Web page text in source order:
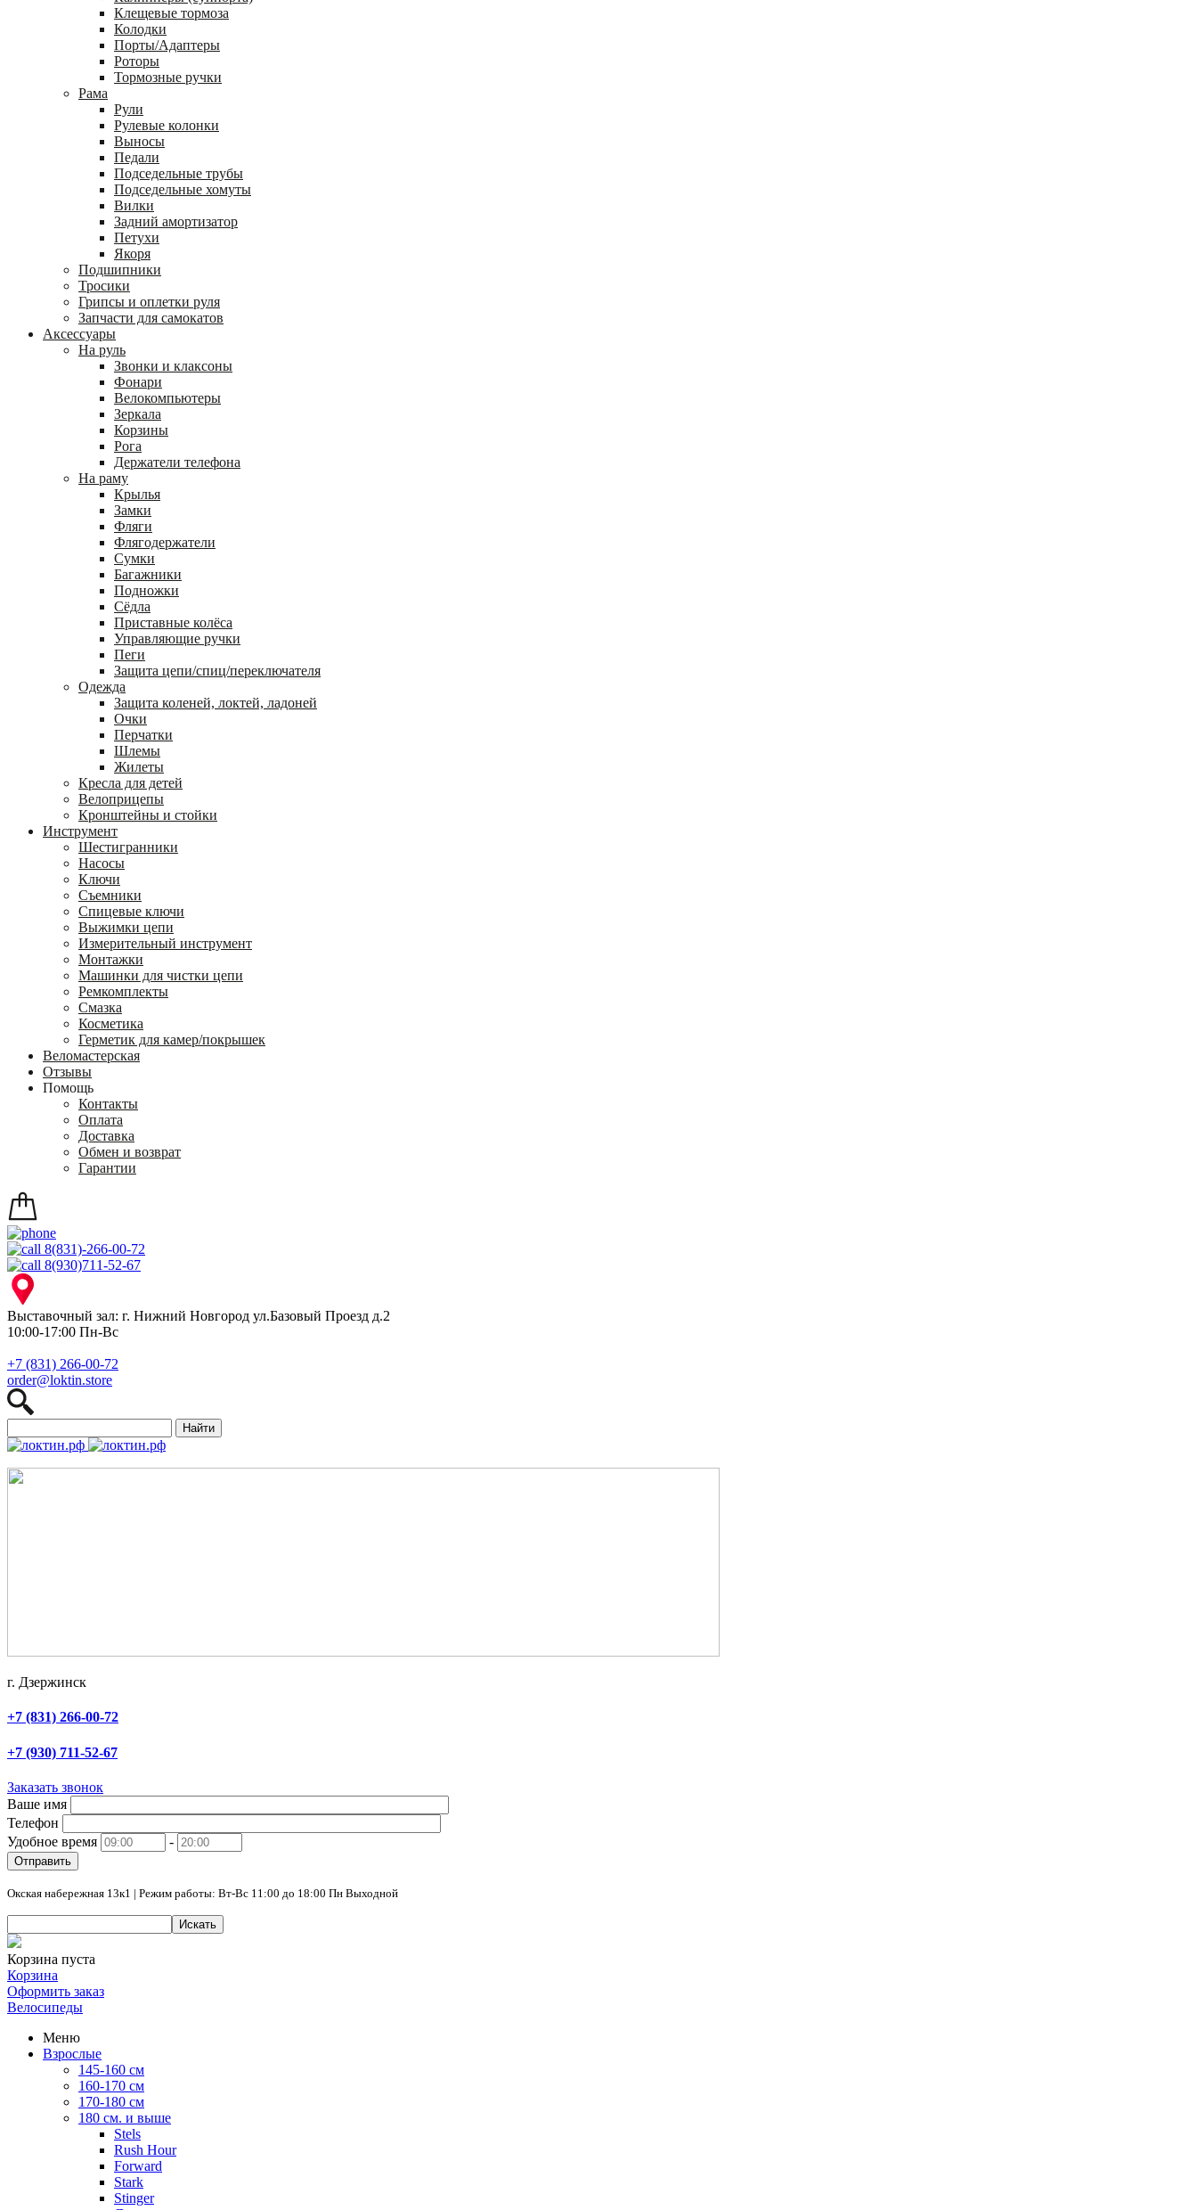
Клещевые тормоза
Колодки
Порты/Адаптеры
Роторы
Тормозные ручки
Рама
Рули
Рулевые колонки
Выносы
Педали
Подседельные трубы
Подседельные хомуты
Вилки
Задний амортизатор
Петухи
Якоря
Подшипники
Тросики
Грипсы и оплетки руля
Запчасти для самокатов
Аксессуары
На руль
Звонки и клаксоны
Фонари
Велокомпьютеры
Зеркала
Корзины
Рога
Держатели телефона
На раму
Крылья
Замки
Фляги
Флягодержатели
Сумки
Багажники
Подножки
Сёдла
Приставные колёса
Управляющие ручки
Пеги
Защита цепи/спиц/переключателя
Одежда
Защита коленей, локтей, ладоней
Очки
Перчатки
Шлемы
Жилеты
Кресла для детей
Велоприцепы
Кронштейны и стойки
Инструмент
Шестигранники
Насосы
Ключи
Съемники
Спицевые ключи
Выжимки цепи
Измерительный инструмент
Монтажки
Машинки для чистки цепи
Ремкомплекты
Смазка
Косметика
Герметик для камер/покрышек
Веломастерская
Отзывы
Помощь
Контакты
Оплата
Доставка
Обмен и возврат
Гарантии
8(831)-266-00-72
8(930)711-52-67
Выставочный зал: г. Нижний Новгород ул.Базовый Проезд д.2
10:00-17:00 Пн-Вс
+7 (831) 266-00-72
order@loktin.store
Найти
г. Дзержинск
+7 (831) 266-00-72
+7 (930) 711-52-67
Заказать звонок
Ваше имя
Телефон
Удобное время
-
Отправить
Окская набережная 13к1 | Режим работы: Вт-Вс 11:00 до 18:00 Пн Выходной
Искать
Корзина пуста
Корзина
Оформить заказ
Велосипеды
Меню
Взрослые
145-160 см
160-170 см
170-180 см
180 см. и выше
Stels
Rush Hour
Forward
Stark
Stinger